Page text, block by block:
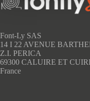
peuvent
être
la
page
du
produit
Font-Ly SAS
14 I 22 AVENUE
Z.I. PERICA
69300 CALUIRE ET
France